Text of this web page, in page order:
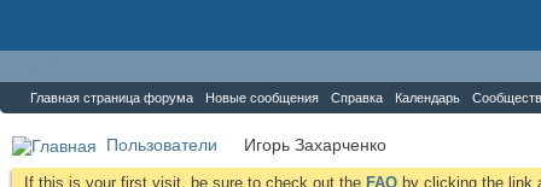
Главная страница форума Новые сообщения Справка Календарь
Пользователи Игорь Захарченко
If this is your first visit, be sure to check out the FAQ by clicking the link